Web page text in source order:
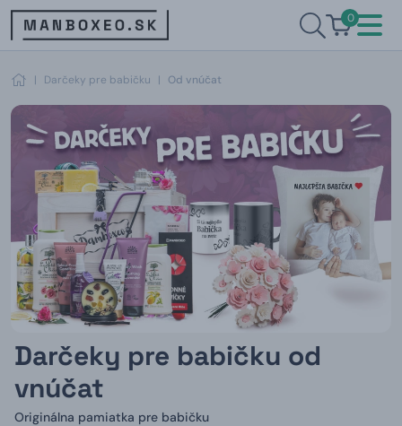
0
| Darčeky pre babičku | Od vnúčat
Darčeky pre babičku od
vnúčat
Originálna pamiatka pre babičku